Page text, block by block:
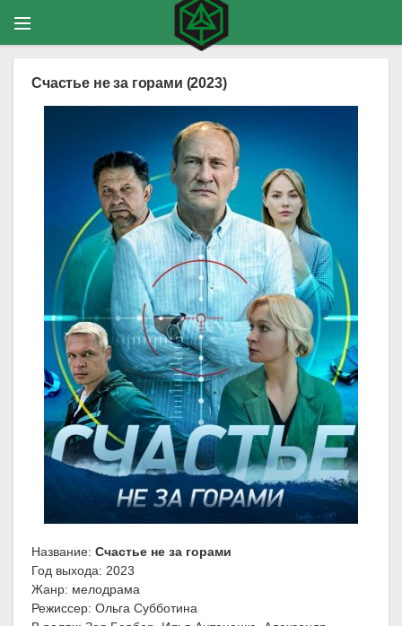
Счастье не за горами (2023)
Название: Счастье не за горами
Год выхода: 2023
Жанр: мелодрама
Режиссер: Ольга Субботина